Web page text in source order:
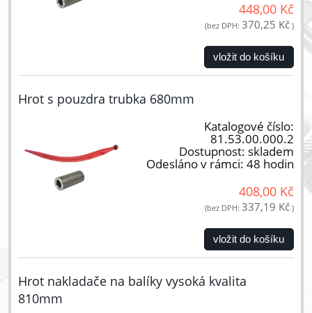
448,00 Kč
(bez DPH: 370,25 Kč )
vložit do košíku
Hrot s pouzdra trubka 680mm
Katalogové číslo:
81.53.00.000.2
Dostupnost: skladem
Odesláno v rámci: 48 hodin
408,00 Kč
(bez DPH: 337,19 Kč )
vložit do košíku
Hrot nakladače na balíky vysoká kvalita
810mm